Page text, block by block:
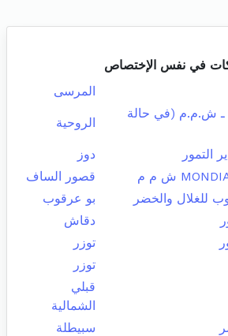
في نفس الإختصاص
المرسى
ـ ش.م.م (في حالة
الروحية
التمور
دوز
قصور الساف
للغلال والخضر
بو عرقوب
دقاش
توزر
توزر
قبلي
الشمالية
سبيطلة